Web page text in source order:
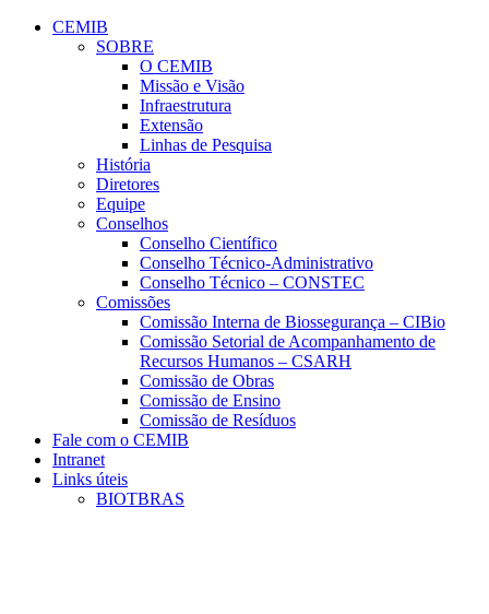
Conteúdo principal
CEMIB
SOBRE
O CEMIB
Missão e Visão
Infraestrutura
Extensão
Linhas de Pesquisa
História
Diretores
Equipe
Conselhos
Conselho Científico
Conselho Técnico-Administrativo
Conselho Técnico – CONSTEC
Comissões
Comissão Interna de Biossegurança – CIBio
Comissão Setorial de Acompanhamento de
Recursos Humanos – CSARH
Comissão de Obras
Comissão de Ensino
Comissão de Resíduos
Fale com o CEMIB
Intranet
Links úteis
BIOTBRAS